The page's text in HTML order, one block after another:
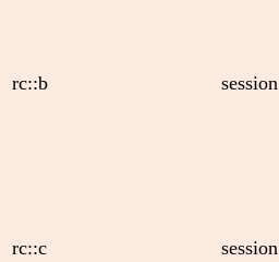
rc::b session
rc::c session